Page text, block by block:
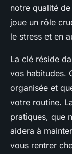
notre qualité
joue un rôle
le stress et en
La clé réside
vos habitudes.
organisée et
votre routine.
pratiques, que
aidera à
vous rentrer